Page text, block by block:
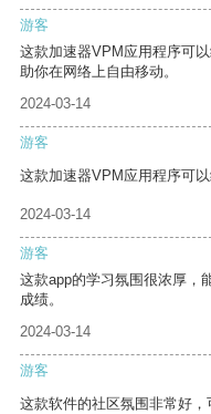
游客
这款加速器VPM应用程序可
助你在网络上自由移动。
2024-03-14
游客
这款加速器VPM应用程序可
2024-03-14
游客
这款app的学习氛围很浓厚，
成绩。
2024-03-14
游客
这款软件的社区氛围非常好，